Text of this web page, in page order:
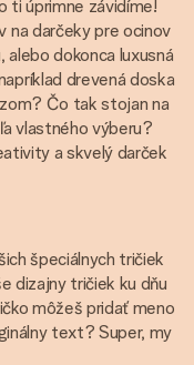
ti úprimne závidíme!
na darčeky pre ocinov
dokonca luxusná
drevená doska
Čo tak stojan na
vlastného výberu?
a skvelý darček
špeciálnych tričiek
dizajny tričiek ku dňu
môžeš pridať meno
text? Super, my